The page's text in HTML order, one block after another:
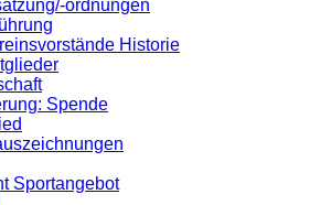
ordnungen
Historie
Spende
Sportangebot